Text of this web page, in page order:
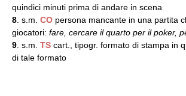
quindici minuti prima di andare in scena
8 . s.m. CO persona mancante in una partita
giocatori: fare, cercare il quarto per il poker,
9 . s.m. TS cart., tipogr. formato di stampa in
di tale formato